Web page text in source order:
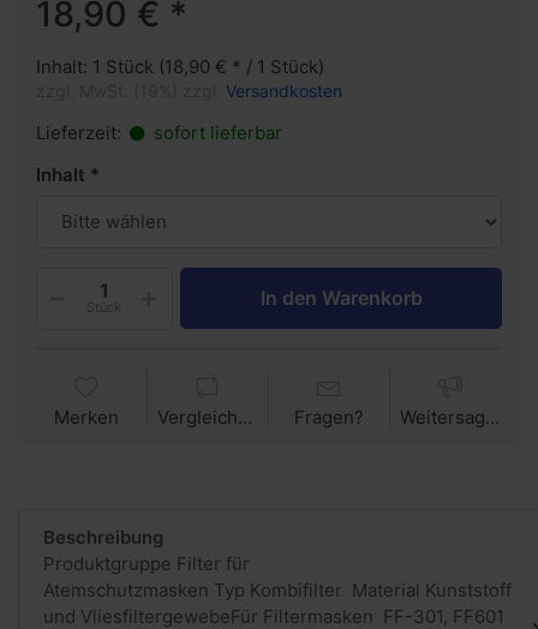
18,90 € *
Inhalt: 1 Stück (18,90 € * / 1 Stück)
Versandkosten
Lieferzeit:
sofort lieferbar
Inhalt
Stück In den Warenkorb
Merken Vergleichen Fragen? Weitersagen
Beschreibung
Produktgruppe Filter für
Atemschutzmasken Typ Kombifilter Material Kunststoff
und VliesfiltergewebeFür Filtermasken FF-301, FF601